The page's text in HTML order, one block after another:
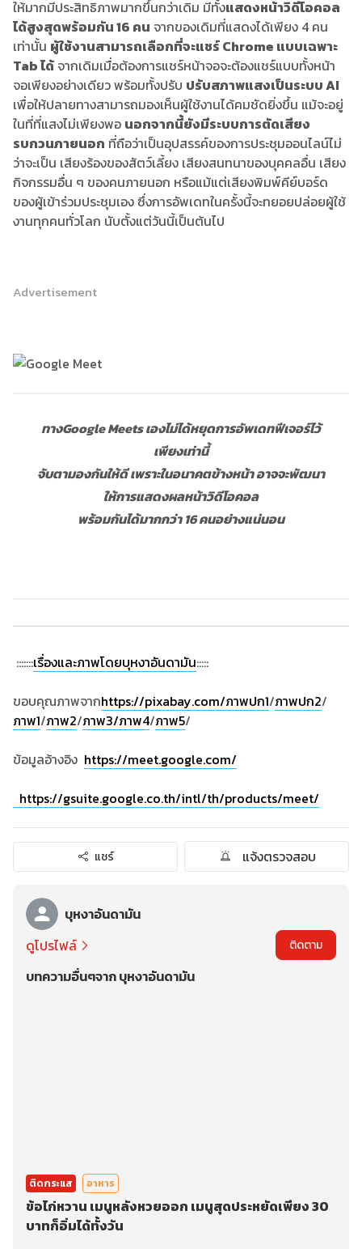
ให้มากมีประสิทธิภาพมากขึ้นกว่าเดิม มีทั้งแสดงหน้าวิดีโอคอล
ได้สูงสุดพร้อมกัน16 คน จากของเดิมที่แสดงได้เพียง 4 คน
เท่านั้น ผู้ใช้งานสามารถเลือกที่จะแชร์Chrome แบบเฉพาะ
Tabได้จากเดิมเมื่อต้องการแชร์หน้าจอจะต้องแชร์แบบทั้งหน้า
จอเพียงอย่างเดียว พร้อมทั้งปรับ ปรับสภาพแสงเป็นระบบAI
เพื่อให้ปลายทางสามารถมองเห็นผู้ใช้งานได้คมชัดยิ่งขึ้น แม้จะอยู่
ในที่ที่แสงไม่เพียงพอ นอกจากนี้ยังมีระบบการตัดเสียง
รบกวนภายนอก ที่ถือว่าเป็นอุปสรรค์ของการประชุมออนไลน์ไม่
ว่าจะเป็น เสียงร้องของสัตว์เลี้ยง เสียงสนทนาของบุคคลอื่น เสียง
กิจกรรมอื่น ๆ ของคนภายนอก หรือแม้แต่เสียงพิมพ์คีย์บอร์ด
ของผู้เข้าร่วมประชุมเอง ซึ่งการอัพเดทในครั้งนี้จะทยอยปล่อยผู้ใช้
งานทุกคนทั่วโลก นับตั้งแต่วันนี้เป็นต้นไป
Advertisement
ทางGoogle Meetsเองไม่ได้หยุดการอัพเดทฟีเจอร์ไว้
เพียงเท่านี้
จับตามองกันให้ดี เพราะในอนาคตข้างหน้า อาจจะพัฒนา
ให้การแสดงผลหน้าวิดีโอคอล
พร้อมกันได้มากกว่า16คนอย่างแน่นอน
:::::::เรื่องและภาพโดยบุหงาอันดามัน:::::
ขอบคุณภาพจากhttps://pixabay.com/ภาพปก1/ภาพปก2/
ภาพ1/ภาพ2/ภาพ3/ภาพ4/ภาพ5/
ข้อมูลอ้างอิง https://meet.google.com/
https://gsuite.google.co.th/intl/th/products/meet/
แชร์ แจ้งตรวจสอบ
บุหงาอันดามัน
ดูโปรไฟล์
ติดตาม
บทความอื่นๆจาก บุหงาอันดามัน
ติดกระแส อาหาร
ข้อไก่หวาน เมนูหลังหวยออก เมนูสุดประหยัดเพียง 30
บาทก็อิ่มได้ทั้งวัน